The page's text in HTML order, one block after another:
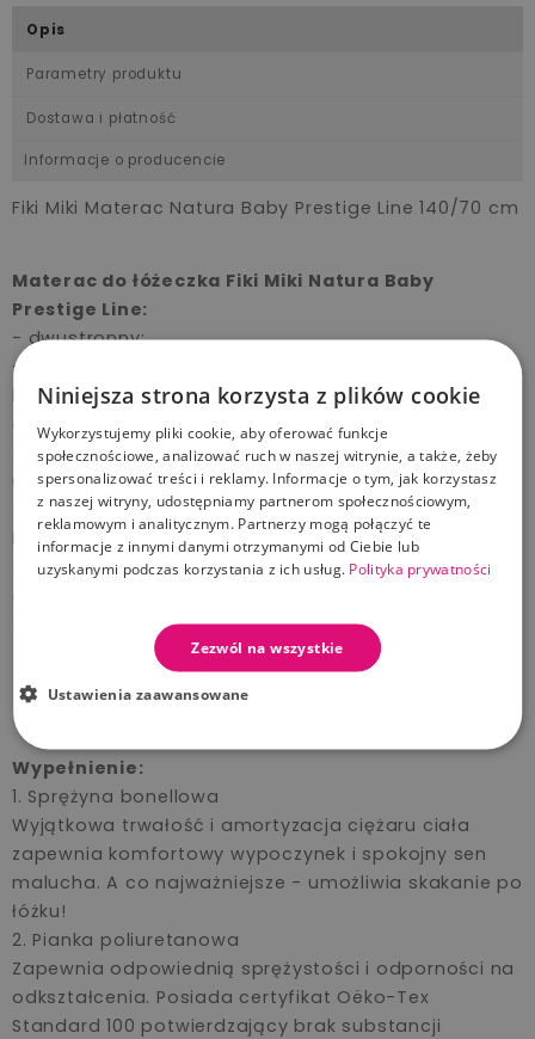
Opis
Parametry produktu
Dostawa i płatność
Informacje o producencie
Fiki Miki Materac Natura Baby Prestige Line 140/70 cm
Materac do łóżeczka Fiki Miki Natura Baby
Prestige Line:
- dwustronny;
- antyalergiczny - dzięki przeciwroztoczowym i
bakteriostatycznym właściwością ogranicza
ekspozycję na wszelkie alergeny;
- stosowany przy rehabilitacji wielu schorzeń ruchu,
układu nerwowego czy też profilaktycznie;
- zapobiega wadom postawy i przeciążeniom
kręgosłupa
- wspomaga leczenie alergii na roztocza kurzu
- pomaga zapobiegać zaburzeniom snu;
Wypełnienie:
1. Sprężyna bonellowa
Wyjątkowa trwałość i amortyzacja ciężaru ciała
zapewnia komfortowy wypoczynek i spokojny sen
malucha. A co najważniejsze - umożliwia skakanie po
łóżku!
2. Pianka poliuretanowa
Zapewnia odpowiednią sprężystości i odporności na
odkształcenia. Posiada certyfikat Oëko-Tex
Standard 100 potwierdzający brak substancji
Niniejsza strona korzysta z plików cookie
Wykorzystujemy pliki cookie, aby oferować funkcje
społecznościowe, analizować ruch w naszej witrynie, a także, żeby
spersonalizować treści i reklamy. Informacje o tym, jak korzystasz
z naszej witryny, udostępniamy partnerom społecznościowym,
reklamowym i analitycznym. Partnerzy mogą połączyć te
informacje z innymi danymi otrzymanymi od Ciebie lub
uzyskanymi podczas korzystania z ich usług. Polityka prywatności
Zezwól na wszystkie
Ustawienia zaawansowane